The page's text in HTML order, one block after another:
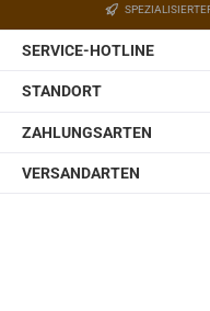
SERVICE-HOTLINE
STANDORT
ZAHLUNGSARTEN
VERSANDARTEN